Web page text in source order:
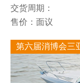
交货周期：
售价：面议
第六届消博会三